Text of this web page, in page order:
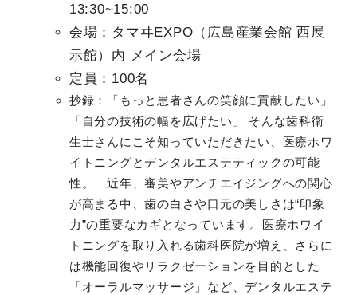
13:30~15:00
会場：タマヰEXPO（広島産業会館 西展
示館）内 メイン会場
定員：100名
抄録：「もっと患者さんの笑顔に貢献したい」
「自分の技術の幅を広げたい」 そんな歯科衛
生士さんにこそ知っていただきたい、医療ホワ
イトニングとデンタルエステティックの可能
性。 近年、審美やアンチエイジングへの関心
が高まる中、歯の白さや口元の美しさは“印象
力”の重要なカギとなっています。医療ホワイ
トニングを取り入れる歯科医院が増え、さらに
は機能回復やリラクゼーションを目的とした
「オーラルマッサージ」など、デンタルエステ